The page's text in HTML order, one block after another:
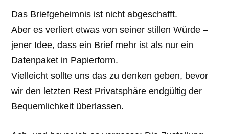
Das Briefgeheimnis ist nicht abgeschafft.
Aber es verliert etwas von seiner stillen Würde –
jener Idee, dass ein Brief mehr ist als nur ein
Datenpaket in Papierform.
Vielleicht sollte uns das zu denken geben, bevor
wir den letzten Rest Privatsphäre endgültig der
Bequemlichkeit überlassen.